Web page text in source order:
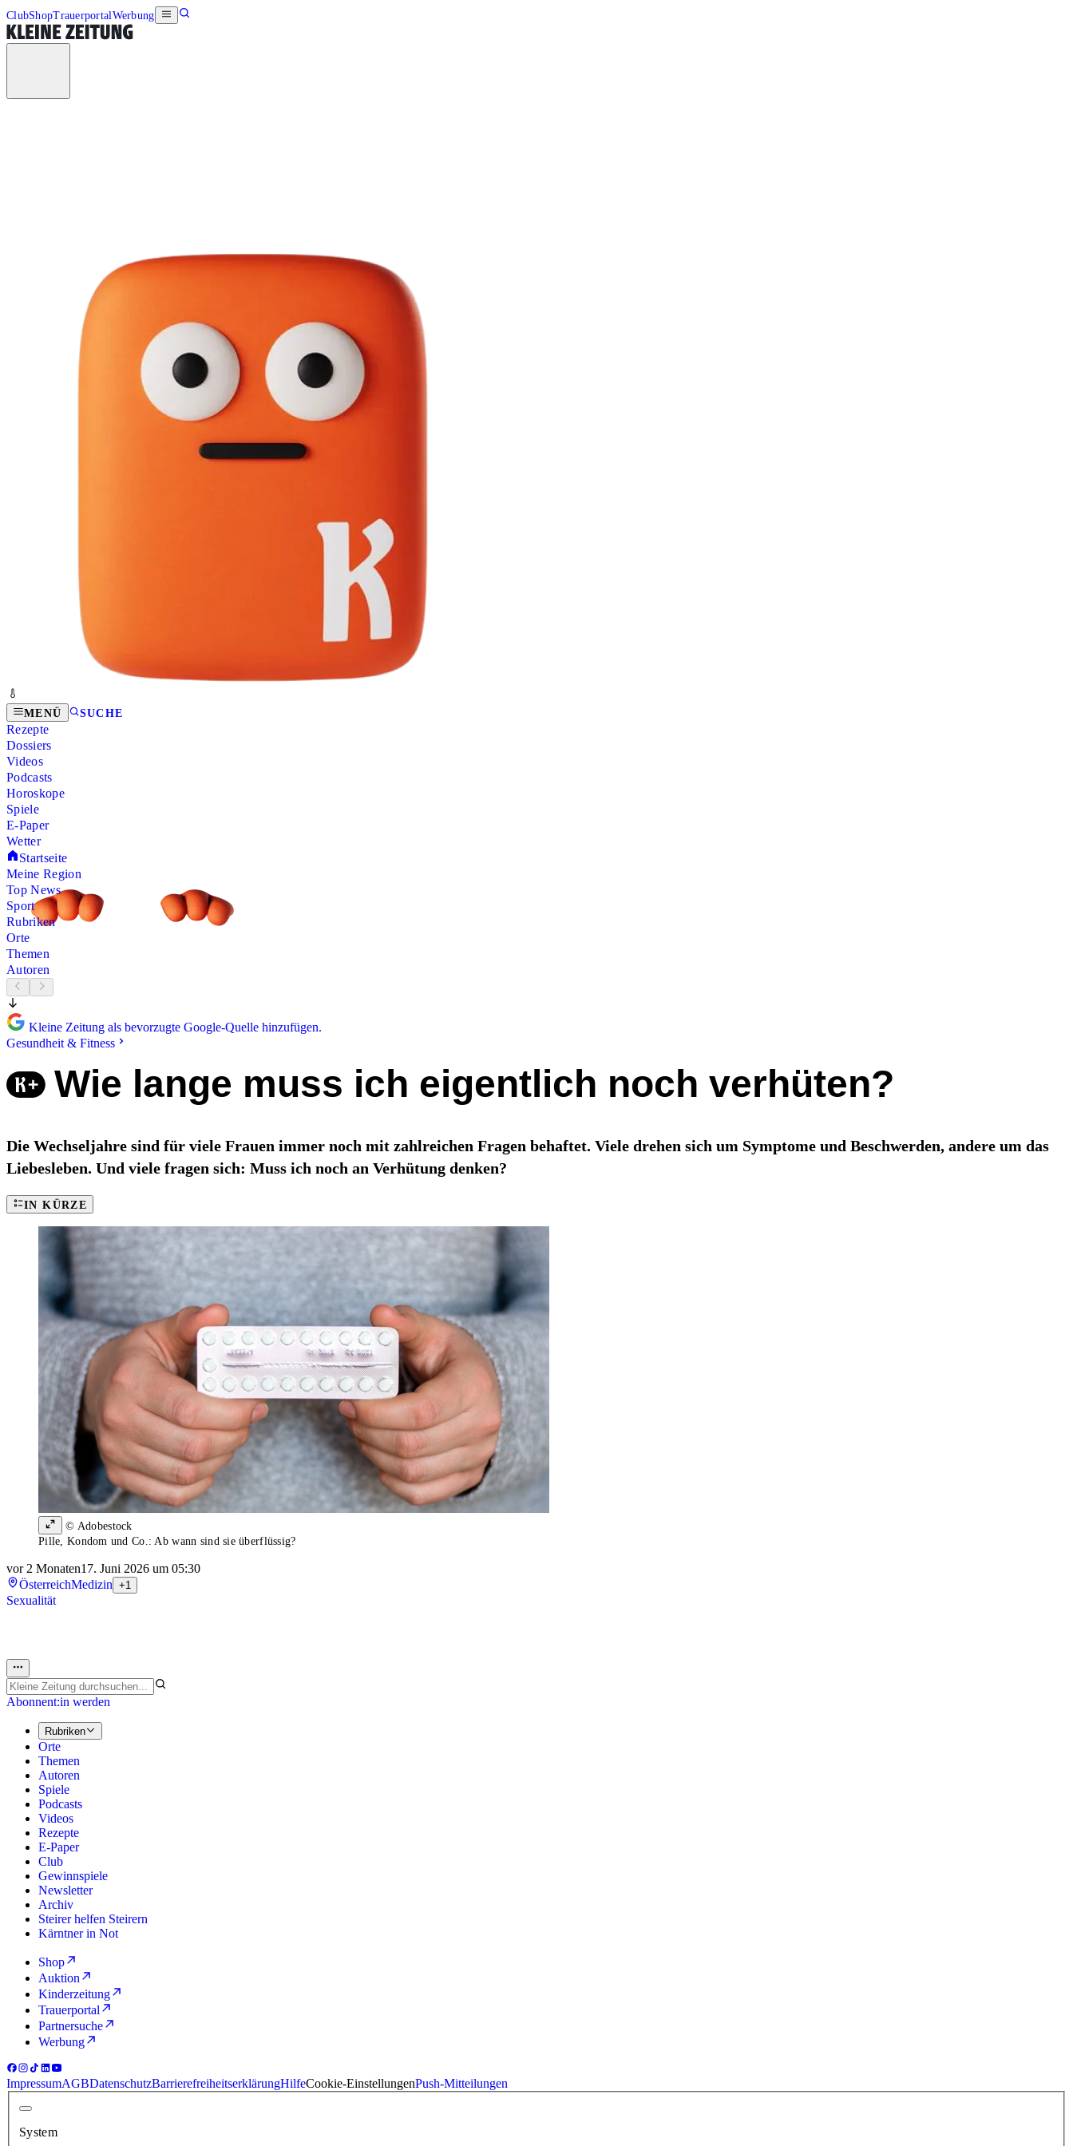
ClubShopTrauerportalWerbung
MENÜ SUCHE
Rezepte
Dossiers
Videos
Podcasts
Horoskope
Spiele
E-Paper
Wetter
Startseite
Meine Region
Top News
Sport
Rubriken
Orte
Themen
Autoren
Kleine Zeitung als bevorzugte Google-Quelle hinzufügen.
Gesundheit & Fitness
Wie lange muss ich eigentlich noch verhüten?
Die Wechseljahre sind für viele Frauen immer noch mit zahlreichen Fragen behaftet. Viele drehen sich um Symptome und Beschwerden, andere um das
Liebesleben. Und viele fragen sich: Muss ich noch an Verhütung denken?
IN KÜRZE
© Adobestock
Pille, Kondom und Co.: Ab wann sind sie überflüssig?
vor 2 Monaten17. Juni 2026 um 05:30
ÖsterreichMedizin +1
Sexualität
Abonnent:in werden
Rubriken
Orte
Themen
Autoren
Spiele
Podcasts
Videos
Rezepte
E-Paper
Club
Gewinnspiele
Newsletter
Archiv
Steirer helfen Steirern
Kärntner in Not
Shop
Auktion
Kinderzeitung
Trauerportal
Partnersuche
Werbung
ImpressumAGBDatenschutzBarrierefreiheitserklärungHilfeCookie-EinstellungenPush-Mitteilungen
System